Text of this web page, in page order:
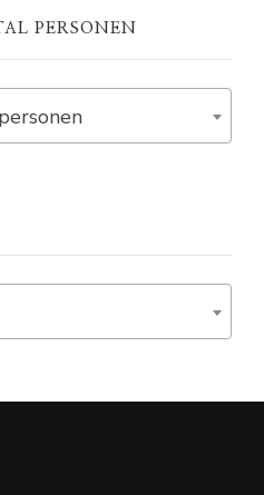
PERSONEN